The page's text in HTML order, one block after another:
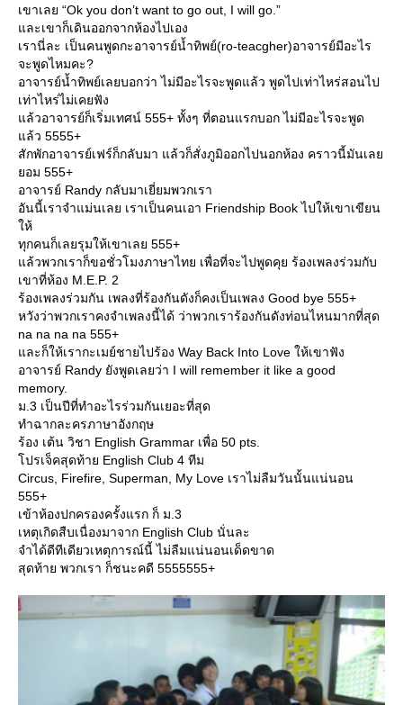
เขาเลย “Ok you don’t want to go out, I will go.”
ละเขาก็เดินออกจากห้องไปเอง
เรานี่ละ เป็นคนพูดกะอาจารย์น้ำทิพย์(ro-teacgher)อาจารย์มีอะไร
จะพูดไหมคะ?
อาจารย์น้ำทิพย์เลยบอกว่า ไม่มีอะไรจะพูดแล้ว พูดไปเท่าไหร่สอนไป
เท่าไหร่ไม่เคยฟัง
ล้วอาจารย์ก็เริ่มเทศน์ 555+ ทั้งๆ ที่ตอนแรกบอก ไม่มีอะไรจะพูด
ล้ว 5555+
สักพักอาจารย์เฟร์ก็กลับมา แล้วก็สั่งภูมิออกไปนอกห้อง คราวนี้มันเล
อม 555+
อาจารย์ Randy กลับมาเยี่ยมพวกเรา
อันนี้เราจำแม่นเลย เราเป็นคนเอา Friendship Book ไปให้เขาเขียน
ห้
ทุกคนก็เลยรุมให้เขาเลย 555+
ล้วพวกเราก็ขอชั่วโมงภาษาไทย เพื่อที่จะไปพูดคุย ร้องเพลงร่วมกับ
เขาที่ห้อง M.E.P. 2
ร้องเพลงร่วมกัน เพลงที่ร้องกันดังก็คงเป็นเพลง Good bye 555+
หวังว่าพวกเราคงจำเพลงนี้ได้ ว่าพวกเราร้องกันดังท่อนไหนมากที่สุด
na na na na 555+
ละก็ให้เรากะเมย์ชายไปร้อง Way Back Into Love ให้เขาฟัง
อาจารย์ Randy ยังพูดเลยว่า I will remember it like a good
memory.
ม.3 เป็นปีที่ทำอะไรร่วมกันเยอะที่สุด
ทำฉากละครภาษาอังกฤษ
ร้อง เต้น วิชา English Grammar เพื่อ 50 pts.
ปรเจ็คสุดท้าย English Club 4 ทีม
Circus, Firefire, Superman, My Love เราไม่ลืมวันนั้นแน่นอน
555+
เข้าห้องปกครองครั้งแรก ก็ ม.3
เหตุเกิดสืบเนื่องมาจาก English Club นั่นละ
จำได้ดีทีเดียวเหตุการณ์นี้ ไม่ลืมแน่นอนเด็ดขาด
สุดท้าย พวกเรา ก็ชนะคดี 5555555+